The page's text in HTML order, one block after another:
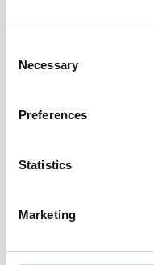
Selection
Necessary
Preferences
Statistics
Marketing
inredningsdesigner
Vi är glada att presentera
franska och kommer att
Han jobbar tillsammans
använder Staircon. Mr. Di
Vi välkomnar Pierre till